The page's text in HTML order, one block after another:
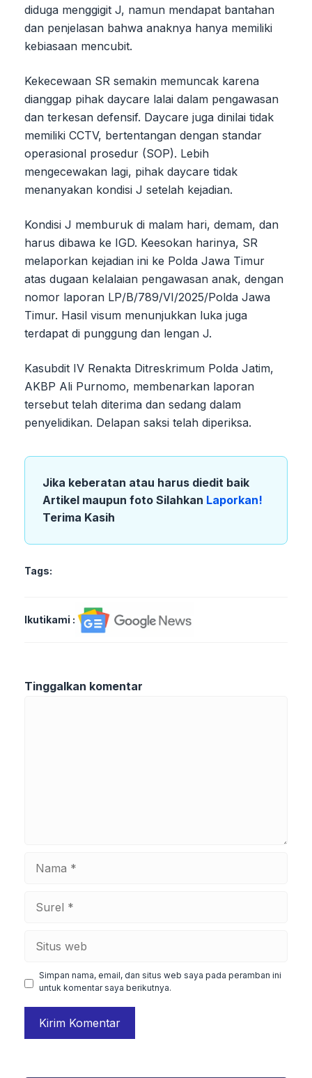
diduga menggigit J, namun mendapat bantahan
dan penjelasan bahwa anaknya hanya memiliki
kebiasaan mencubit.
Kekecewaan SR semakin memuncak karena
dianggap pihak daycare lalai dalam pengawasan
dan terkesan defensif. Daycare juga dinilai tidak
memiliki CCTV, bertentangan dengan standar
operasional prosedur (SOP). Lebih
mengecewakan lagi, pihak daycare tidak
menanyakan kondisi J setelah kejadian.
Kondisi J memburuk di malam hari, demam, dan
harus dibawa ke IGD. Keesokan harinya, SR
melaporkan kejadian ini ke Polda Jawa Timur
atas dugaan kelalaian pengawasan anak, dengan
nomor laporan LP/B/789/VI/2025/Polda Jawa
Timur. Hasil visum menunjukkan luka juga
terdapat di punggung dan lengan J.
Kasubdit IV Renakta Ditreskrimum Polda Jatim,
AKBP Ali Purnomo, membenarkan laporan
tersebut telah diterima dan sedang dalam
penyelidikan. Delapan saksi telah diperiksa.
Jika keberatan atau harus diedit baik
Artikel maupun foto Silahkan Laporkan!
Terima Kasih
Tags:
Ikutikami :
Tinggalkan komentar
Simpan nama, email, dan situs web saya pada peramban ini
untuk komentar saya berikutnya.